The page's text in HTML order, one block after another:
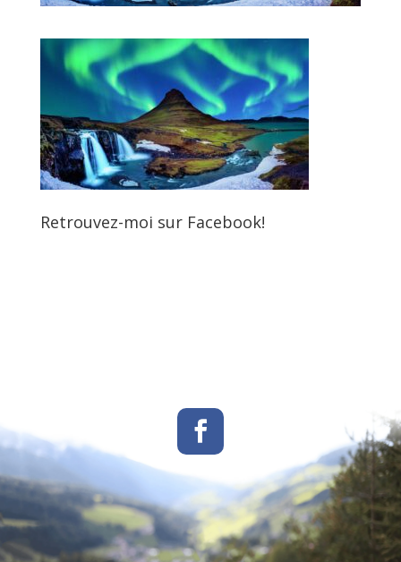
Retrouvez-moi sur Facebook!